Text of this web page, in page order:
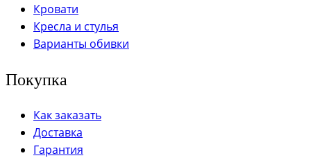
Кровати
Кресла и стулья
Варианты обивки
Покупка
Как заказать
Доставка
Гарантия